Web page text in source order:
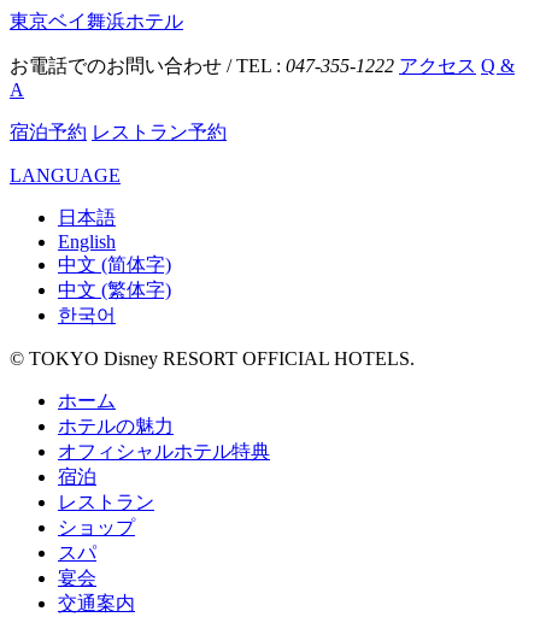
東京ベイ舞浜ホテル
お電話でのお問い合わせ / TEL : 047-355-1222 アクセス Q &
A
宿泊予約 レストラン予約
LANGUAGE
日本語
English
中文 (简体字)
中文 (繁体字)
한국어
© TOKYO Disney RESORT OFFICIAL HOTELS.
ホーム
ホテルの魅力
オフィシャルホテル特典
宿泊
レストラン
ショップ
スパ
宴会
交通案内